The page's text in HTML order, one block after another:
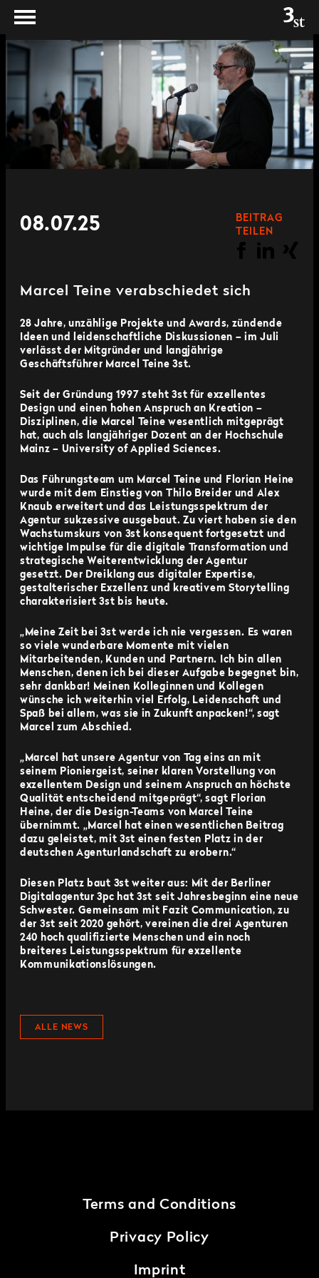
08.07.25
BEITRAG
TEILEN
Marcel Teine verabschiedet sich
28 Jahre, unzählige Projekte und Awards, zündende
Ideen und leidenschaftliche Diskussionen – im Juli
verlässt der Mitgründer und langjährige
Geschäftsführer Marcel Teine 3st.
Seit der Gründung 1997 steht 3st für exzellentes
Design und einen hohen Anspruch an Kreation –
Disziplinen, die Marcel Teine wesentlich mitgeprägt
hat, auch als langjähriger Dozent an der Hochschule
Mainz – University of Applied Sciences.
Das Führungsteam um Marcel Teine und Florian Heine
wurde mit dem Einstieg von Thilo Breider und Alex
Knaub erweitert und das Leistungsspektrum der
Agentur sukzessive ausgebaut. Zu viert haben sie den
Wachstumskurs von 3st konsequent fortgesetzt und
wichtige Impulse für die digitale Transformation und
strategische Weiterentwicklung der Agentur
gesetzt. Der Dreiklang aus digitaler Expertise,
gestalterischer Exzellenz und kreativem Storytelling
charakterisiert 3st bis heute.
„Meine Zeit bei 3st werde ich nie vergessen. Es waren
so viele wunderbare Momente mit vielen
Mitarbeitenden, Kunden und Partnern. Ich bin allen
Menschen, denen ich bei dieser Aufgabe begegnet bin,
sehr dankbar! Meinen Kolleginnen und Kollegen
wünsche ich weiterhin viel Erfolg, Leidenschaft und
Spaß bei allem, was sie in Zukunft anpacken!“, sagt
Marcel zum Abschied.
„Marcel hat unsere Agentur von Tag eins an mit
seinem Pioniergeist, seiner klaren Vorstellung von
exzellentem Design und seinem Anspruch an höchste
Qualität entscheidend mitgeprägt“, sagt Florian
Heine, der die Design-Teams von Marcel Teine
übernimmt. „Marcel hat einen wesentlichen Beitrag
dazu geleistet, mit 3st einen festen Platz in der
deutschen Agenturlandschaft zu erobern.“
Diesen Platz baut 3st weiter aus: Mit der Berliner
Digitalagentur 3pc hat 3st seit Jahresbeginn eine neue
Schwester. Gemeinsam mit Fazit Communication, zu
der 3st seit 2020 gehört, vereinen die drei Agenturen
240 hoch qualifizierte Menschen und ein noch
breiteres Leistungsspektrum für exzellente
Kommunikationslösungen.
ALLE NEWS
Terms and Conditions
Privacy Policy
Imprint